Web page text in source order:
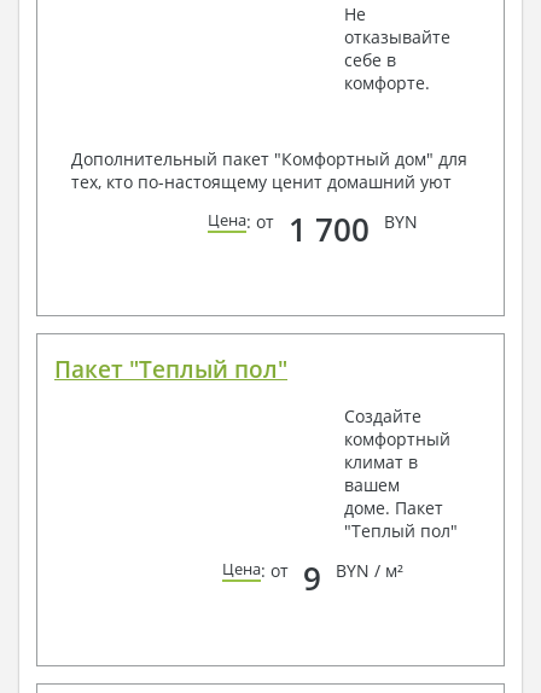
Не
отказывайте
себе в
комфорте.
Дополнительный пакет "Комфортный дом" для
тех, кто по-настоящему ценит домашний уют
Цена: от 1 700 BYN
Пакет "Теплый пол"
Создайте
комфортный
климат в
вашем
доме. Пакет
"Теплый пол"
Цена: от 9 BYN / м²